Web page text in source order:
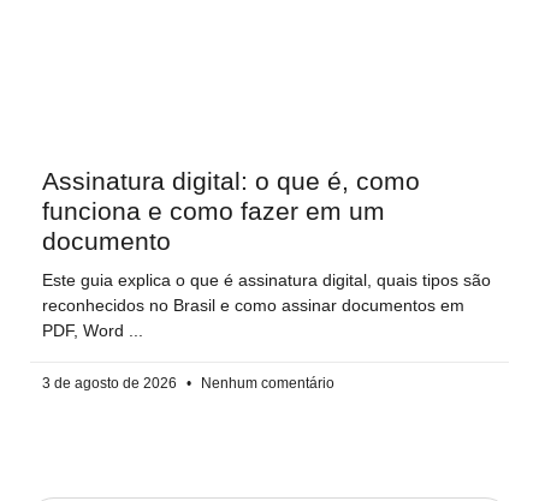
Assinatura digital: o que é, como
funciona e como fazer em um
documento
Este guia explica o que é assinatura digital, quais tipos são
reconhecidos no Brasil e como assinar documentos em
PDF, Word
3 de agosto de 2026 Nenhum comentário